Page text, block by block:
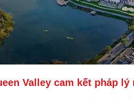
Valley cam kết pháp lý